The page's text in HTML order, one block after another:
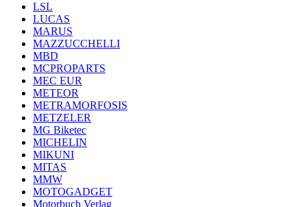
LSL
LUCAS
MARUS
MAZZUCCHELLI
MBD
MCPROPARTS
MEC EUR
METEOR
METRAMORFOSIS
METZELER
MG Biketec
MICHELIN
MIKUNI
MITAS
MMW
MOTOGADGET
Motorbuch Verlag